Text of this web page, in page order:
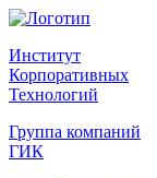
Институт
Корпоративных
Технологий
Группа компаний
ГИК